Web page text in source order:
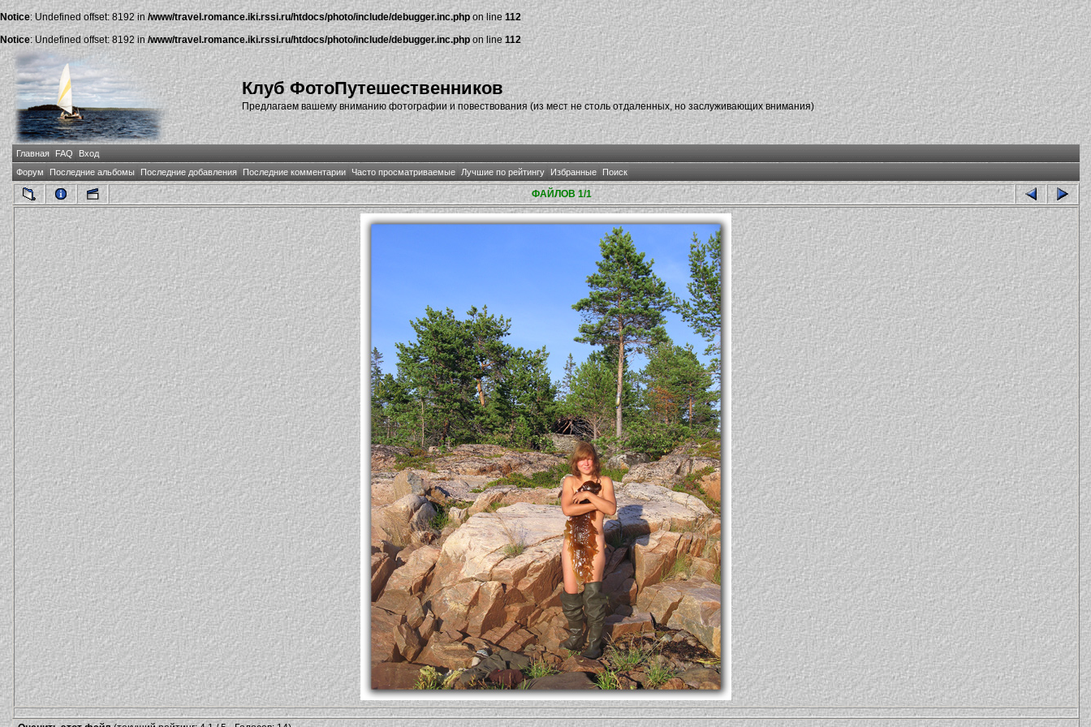
Notice: Undefined offset: 8192 in /www/travel.romance.iki.rssi.ru/htdocs/photo/include/debugger.inc.phpon line112
Notice: Undefined offset: 8192 in/www/travel.romance.iki.rssi.ru/htdocs/photo/include/debugger.inc.phpon line112
Клуб ФотоПутешественников
Предлагаем вашему вниманию фотографии и повествования (из мест не столь отдаленных, но заслуживающих внимания)
Главная FAQ
Вход
Форум
Последние альбомы Последние добавления Последние комментарии Часто просматриваемые Лучшие по рейтингу Избранные Поиск
ФАЙЛОВ 1/1